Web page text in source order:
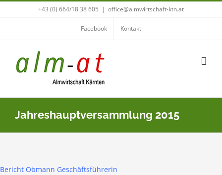
+43 (0) 664/18 38 605 | office@almwirtschaft-ktn.at
Facebook Kontakt
Jahreshauptversammlung 2015
Bericht Obmann Geschäftsführerin